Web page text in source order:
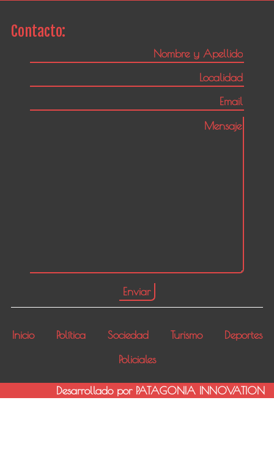
Contacto:
Inicio Política Sociedad Turismo
Deportes
Policiales
Desarrollado por PATAGONIA INNOVATION